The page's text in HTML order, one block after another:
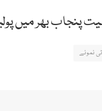
پنجاب بھر میں
نمونے